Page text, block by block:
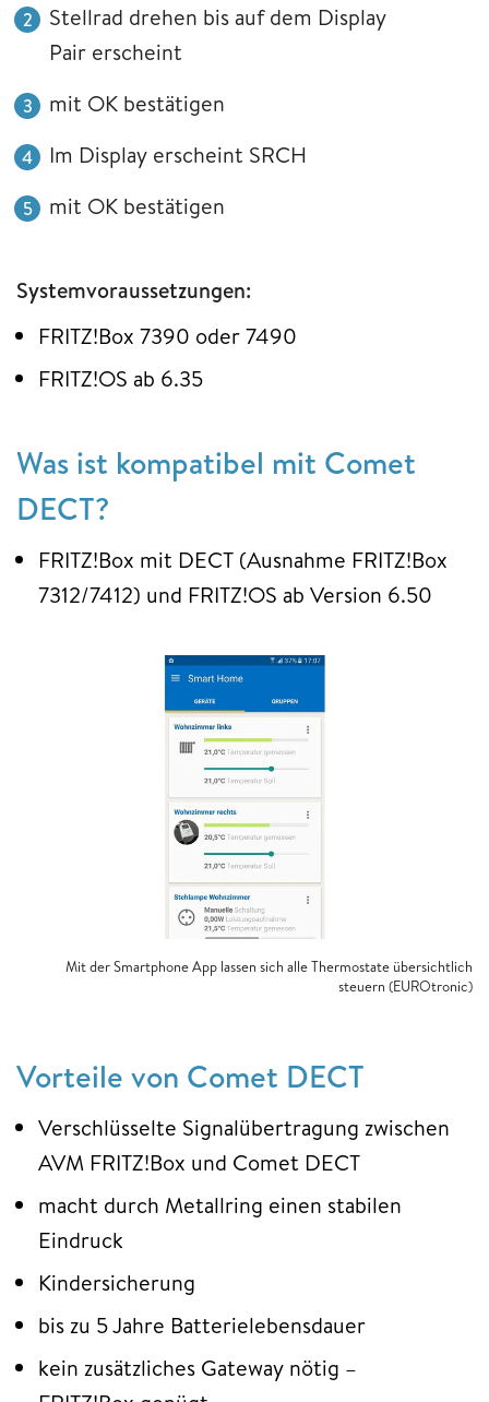
Stellrad drehen bis auf dem Display
Pair erscheint
mit OK bestätigen
Im Display erscheint SRCH
mit OK bestätigen
Systemvoraussetzungen:
FRITZ!Box 7390 oder 7490
FRITZ!OS ab 6.35
Was ist kompatibel mit Comet
DECT?
FRITZ!Box mit DECT (Ausnahme FRITZ!Box
7312/7412) und FRITZ!OS ab Version 6.50
Mit der Smartphone App lassen sich alle Thermostate übersichtlich
steuern (EUROtronic)
Vorteile von Comet DECT
Verschlüsselte Signalübertragung zwischen
AVM FRITZ!Box und Comet DECT
macht durch Metallring einen stabilen
Eindruck
Kindersicherung
bis zu 5 Jahre Batterielebensdauer
kein zusätzliches Gateway nötig –